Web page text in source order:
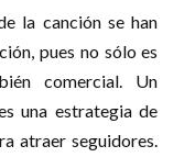
la canción se han
pues no sólo es
comercial. Un
una estrategia de
atraer seguidores.